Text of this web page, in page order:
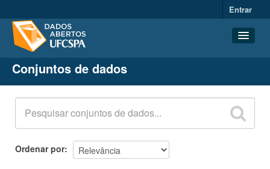
Entrar
Conjuntos de dados
Organizações
Grupos
Sobre
Conjuntos de dados
Ordenar por